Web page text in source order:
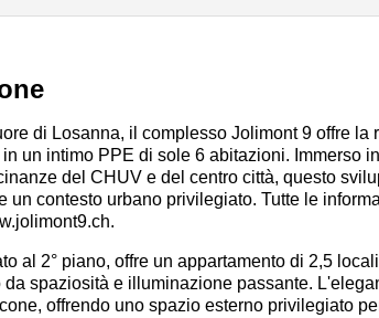
di Losanna, il complesso Jolimont 9 offre
un intimo PPE di sole 6 abitazioni. Immerso
del CHUV e del centro città, questo
un contesto urbano privilegiato. Tutte le
al 2° piano, offre un appartamento di 2,5
da spaziosità e illuminazione passante.
offrendo uno spazio esterno privilegiato